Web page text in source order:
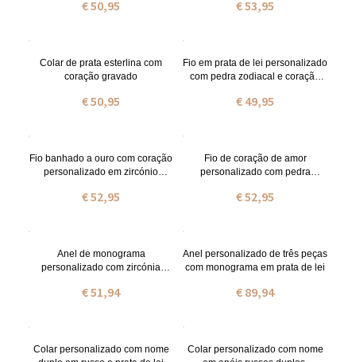
€ 50,95
banhado a ouro.
€ 53,95
Colar de prata esterlina com
coração gravado
€ 50,95
Fio em prata de lei personalizado
com pedra zodiacal e coração
€ 49,95
Fio banhado a ouro com coração
personalizado em zircónio
€ 52,95
Fio de coração de amor
personalizado com pedra
€ 52,95
Anel de monograma
personalizado com zircónia
€ 51,94
Anel personalizado de três peças
com monograma em prata de lei
€ 89,94
Colar personalizado com nome
Colar personalizado com nome